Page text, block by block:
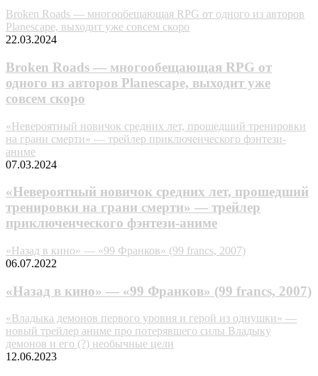
Broken Roads — многообещающая RPG от одного из авторов
Planescape, выходит уже совсем скоро
22.03.2024
Broken Roads — многообещающая RPG от
одного из авторов Planescape, выходит уже
совсем скоро
«Невероятный новичок средних лет, прошедший тренировки
на грани смерти» — трейлер приключенческого фэнтези-
аниме
07.03.2024
«Невероятный новичок средних лет, прошедший
тренировки на грани смерти» — трейлер
приключенческого фэнтези-аниме
«Назад в кино» — «99 Франков» (99 francs, 2007)
06.07.2022
«Назад в кино» — «99 Франков» (99 francs, 2007)
«Владыка демонов первого уровня и герой из однушки» —
новый трейлер аниме про потерявшего силы Владыку
демонов и его (?) необычные цели
12.06.2023